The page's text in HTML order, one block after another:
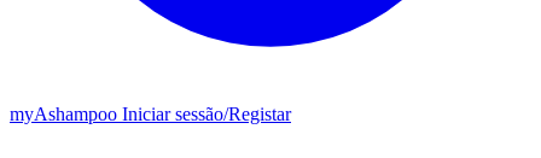
myAshampoo Iniciar sessão/Registar